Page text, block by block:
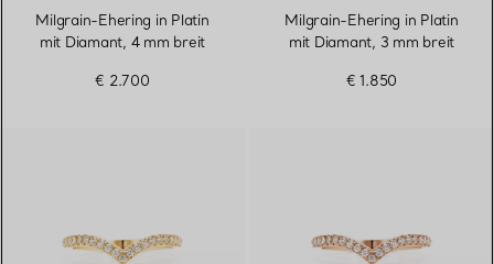
Milgrain-Ehering in Platin
mit Diamant, 4 mm breit
€ 2.700
Milgrain-Ehering in Platin
mit Diamant, 3 mm breit
€ 1.850